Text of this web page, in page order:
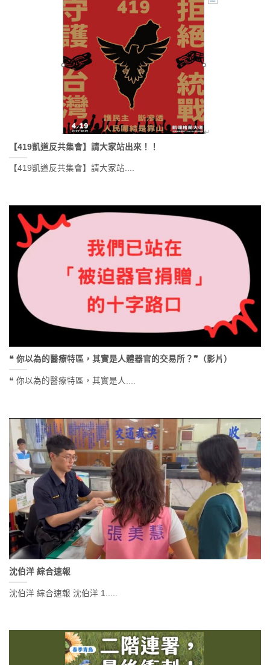
【419凱道反共集會】請大家站出來！！
【419凱道反共集會】請大家站....
❝ 你以為的醫療特區，其實是人體器官的交易所？❞（影片）
❝ 你以為的醫療特區，其實是人....
沈伯洋 綜合速報
沈伯洋 綜合速報 沈伯洋 1.....